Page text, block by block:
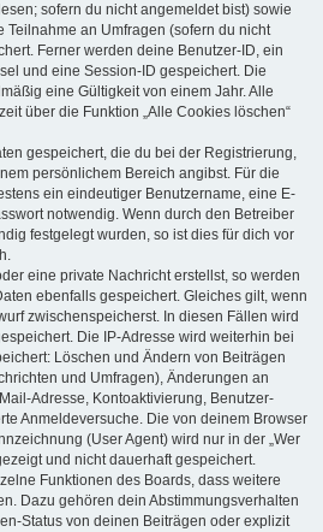
sofern du nicht angemeldet bist) sowie
Teilnahme an Umfragen (sofern du nicht
Ferner werden deine Benutzer-ID, ein
und eine Session-ID gespeichert. Die
eine Gültigkeit von einem Jahr. Alle
über die Funktion „Alle Cookies löschen“
gespeichert, die du bei der Registrierung,
persönlichem Bereich angibst. Für die
ein eindeutiger Benutzername, eine E-
notwendig. Wenn durch den Betreiber
festgelegt wurden, so ist dies für dich vor
eine private Nachricht erstellst, so werden
ebenfalls gespeichert. Gleiches gilt, wenn
zwischenspeicherst. In diesen Fällen wird
Die IP-Adresse wird weiterhin bei
Löschen und Ändern von Beiträgen
und Umfragen), Änderungen an
Adresse, Kontoaktivierung, Benutzer-
Anmeldeversuche. Die von deinem Browser
(User Agent) wird nur in der „Wer
und nicht dauerhaft gespeichert.
Funktionen des Boards, dass weitere
Dazu gehören dein Abstimmungsverhalten
Status von deinen Beiträgen oder explizit